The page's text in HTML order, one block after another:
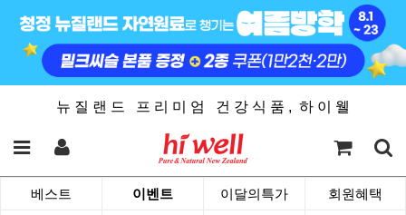
뉴 질 랜 드 프 리 미 엄 건 강 식 품 , 하 이 웰
베스트 이벤트 이달의특가 회원혜택